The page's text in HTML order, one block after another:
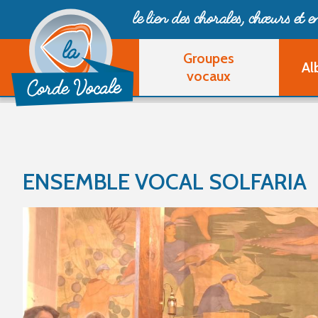
le lien des chorales, chœurset
Groupes
vocaux
ENSEMBLE VOCAL SOLFARIA